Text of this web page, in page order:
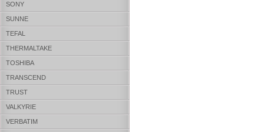
SONY
SUNNE
TEFAL
THERMALTAKE
TOSHIBA
TRANSCEND
TRUST
VALKYRIE
VERBATIM